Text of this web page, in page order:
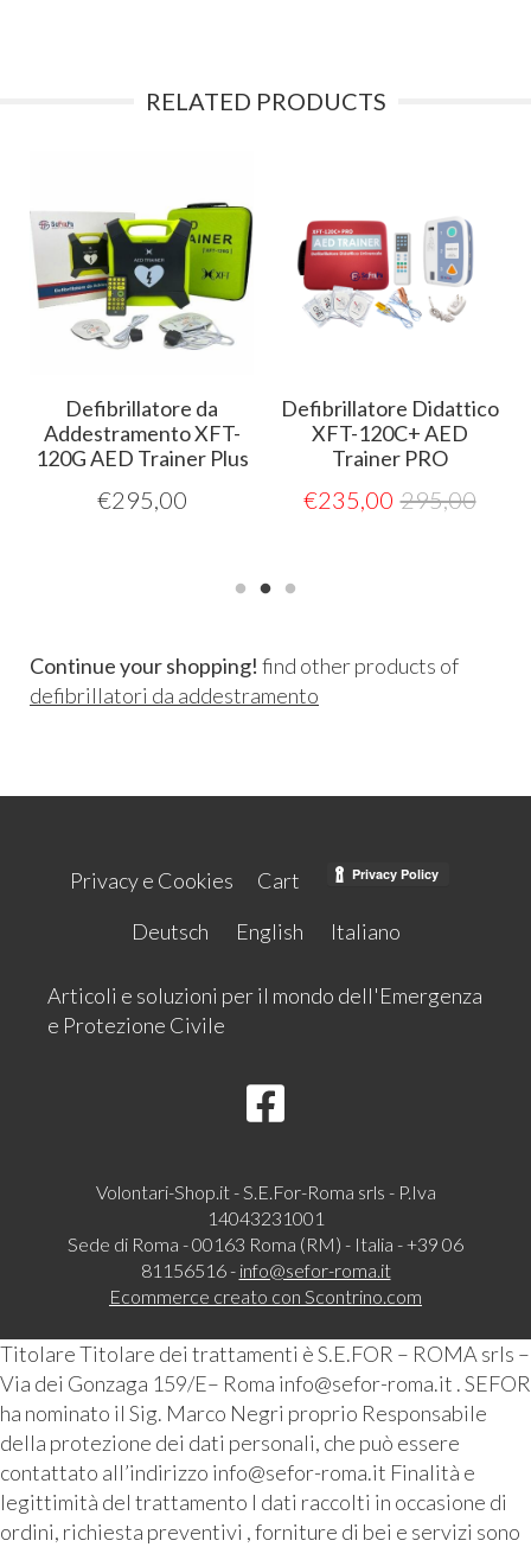
RELATED PRODUCTS
Defibrillatore da
Addestramento XFT-
120G AED Trainer Plus
€295,00
Defibrillatore Didattico
XFT-120C+ AED
Trainer PRO
€235,00 295,00
Continue your shopping! find other products of
defibrillatori da addestramento
Privacy e Cookies
Cart
Deutsch
English Italiano
Articoli e soluzioni per il mondo dell'Emergenza
e Protezione Civile
Volontari-Shop.it - S.E.For-Roma srls - P.Iva
14043231001
Sede di Roma - 00163 Roma (RM) - Italia - +39 06
81156516 - info@sefor-roma.it
Ecommerce creato con Scontrino.com
Titolare Titolare dei trattamenti è S.E.FOR – ROMA srls –
Via dei Gonzaga 159/E– Roma info@sefor-roma.it . SEFOR
ha nominato il Sig. Marco Negri proprio Responsabile
della protezione dei dati personali, che può essere
contattato all’indirizzo info@sefor-roma.it Finalità e
legittimità del trattamento I dati raccolti in occasione di
ordini, richiesta preventivi , forniture di bei e servizi sono